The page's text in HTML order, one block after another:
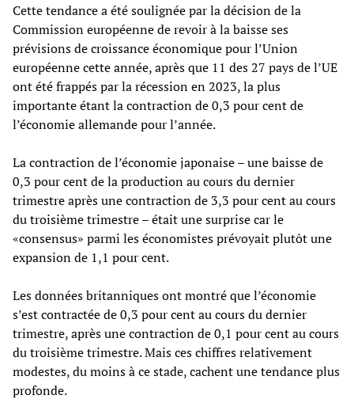
Cette tendance a été soulignée par la décision de la
Commission européenne de revoir à la baisse ses
prévisions de croissance économique pour l’Union
européenne cette année, après que 11 des 27 pays de l’UE
ont été frappés par la récession en 2023, la plus
importante étant la contraction de 0,3 pour cent de
l’économie allemande pour l’année.
La contraction de l’économie japonaise – une baisse de
0,3 pour cent de la production au cours du dernier
trimestre après une contraction de 3,3 pour cent au cours
du troisième trimestre – était une surprise car le
«consensus» parmi les économistes prévoyait plutôt une
expansion de 1,1 pour cent.
Les données britanniques ont montré que l’économie
s’est contractée de 0,3 pour cent au cours du dernier
trimestre, après une contraction de 0,1 pour cent au cours
du troisième trimestre. Mais ces chiffres relativement
modestes, du moins à ce stade, cachent une tendance plus
profonde.